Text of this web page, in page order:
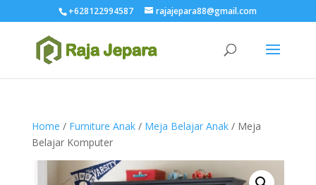
+628122994587 rajajepara88@gmail.com
Home / Furniture Anak/ Meja Belajar Anak/ Meja
Belajar Komputer